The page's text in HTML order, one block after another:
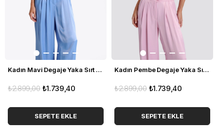
Kadın Mavi Degaje Yaka Sırt Dekolteli Saten Bluz
₺1.739,40
₺2.899,00
SEPETE EKLE
Kadın Pembe Degaje Yaka Sırt Dekolteli Saten Bluz
₺1.739,40
₺2.899,00
SEPETE EKLE